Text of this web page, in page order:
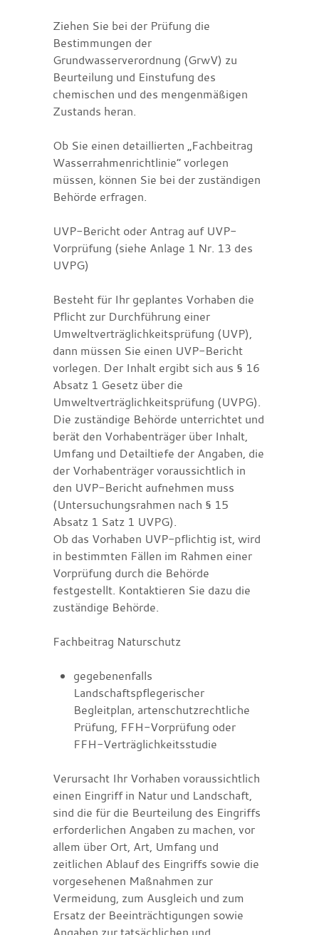
Ziehen Sie bei der Prüfung die
Bestimmungen der
Grundwasserverordnung (GrwV) zu
Beurteilung und Einstufung des
chemischen und des mengenmäßigen
Zustands heran.
Ob Sie einen detaillierten „Fachbeitrag
Wasserrahmenrichtlinie“ vorlegen
müssen, können Sie bei der zuständigen
Behörde erfragen.
UVP-Bericht oder Antrag auf UVP-
Vorprüfung (siehe Anlage 1 Nr. 13 des
UVPG)
Besteht für Ihr geplantes Vorhaben die
Pflicht zur Durchführung einer
Umweltverträglichkeitsprüfung (UVP),
dann müssen Sie einen UVP-Bericht
vorlegen. Der Inhalt ergibt sich aus § 16
Absatz 1 Gesetz über die
Umweltverträglichkeitsprüfung (UVPG).
Die zuständige Behörde unterrichtet und
berät den Vorhabenträger über Inhalt,
Umfang und Detailtiefe der Angaben, die
der Vorhabenträger voraussichtlich in
den UVP-Bericht aufnehmen muss
(Untersuchungsrahmen nach § 15
Absatz 1 Satz 1 UVPG).
Ob das Vorhaben UVP-pflichtig ist, wird
in bestimmten Fällen im Rahmen einer
Vorprüfung durch die Behörde
festgestellt. Kontaktieren Sie dazu die
zuständige Behörde.
Fachbeitrag Naturschutz
gegebenenfalls
Landschaftspflegerischer
Begleitplan, artenschutzrechtliche
Prüfung, FFH-Vorprüfung oder
FFH-Verträglichkeitsstudie
Verursacht Ihr Vorhaben voraussichtlich
einen Eingriff in Natur und Landschaft,
sind die für die Beurteilung des Eingriffs
erforderlichen Angaben zu machen, vor
allem über Ort, Art, Umfang und
zeitlichen Ablauf des Eingriffs sowie die
vorgesehenen Maßnahmen zur
Vermeidung, zum Ausgleich und zum
Ersatz der Beeinträchtigungen sowie
Angaben zur tatsächlichen und